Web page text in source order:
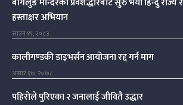
हस्ताक्षर अभियान
साउन १९, २०८३
कालीगण्डकी डाइभर्सन आयोजना रद्द गर्न माग
असार १७, २०७८
पहिरोले पुरिएका २ जनालाई जीवितै उद्धार